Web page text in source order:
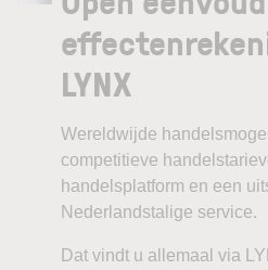
LYNX
Wereldwijde
competitieve
handelsplatform en een
Nederlandstalige service.
Dat vindt u allemaal via